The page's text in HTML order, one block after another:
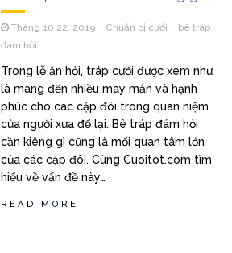
Tháng 10 22, 2019 Chuẩn bị cưới
bê tráp
đám hỏi
Trong lễ ăn hỏi, tráp cưới được xem như
là mang đến nhiều may mắn và hạnh
phúc cho các cặp đôi trong quan niệm
của người xưa để lại. Bê tráp đám hỏi
cần kiêng gì cũng là mối quan tâm lớn
của các cặp đôi. Cùng Cuoitot.com tìm
hiểu về vấn đề này…
READ MORE